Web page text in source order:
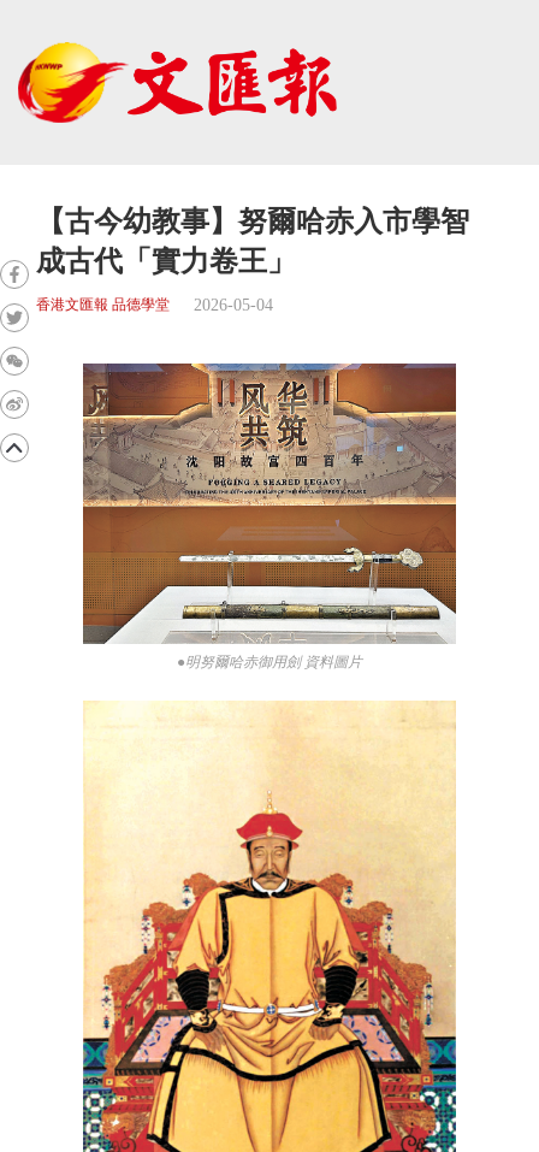
【古今幼教事】努爾哈赤入市學智
成古代「實力卷王」
香港文匯報 品德學堂 2026-05-04
●明努爾哈赤御用劍 資料圖片